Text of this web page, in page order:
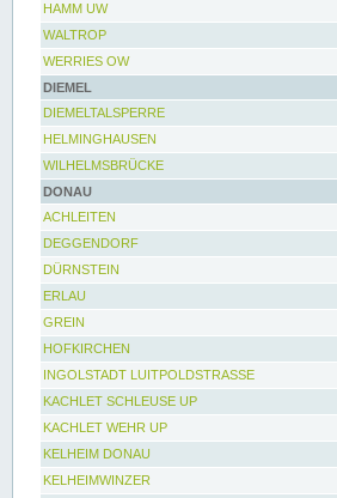
HAMM UW
WALTROP
WERRIES OW
DIEMEL
DIEMELTALSPERRE
HELMINGHAUSEN
WILHELMSBRÜCKE
DONAU
ACHLEITEN
DEGGENDORF
DÜRNSTEIN
ERLAU
GREIN
HOFKIRCHEN
INGOLSTADT LUITPOLDSTRASSE
KACHLET SCHLEUSE UP
KACHLET WEHR UP
KELHEIM DONAU
KELHEIMWINZER